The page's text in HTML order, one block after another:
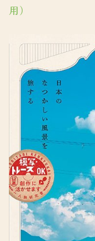
用）